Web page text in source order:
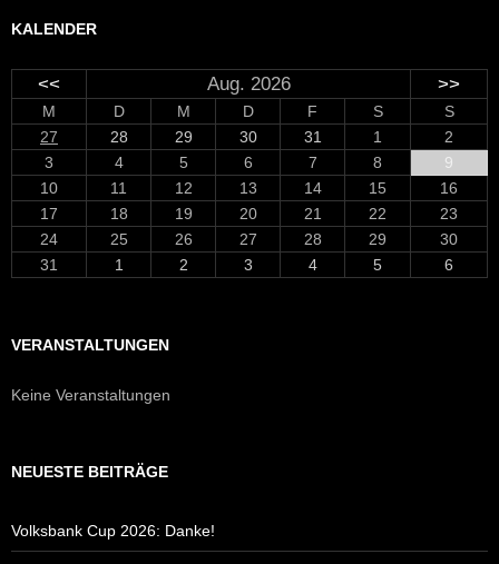
KALENDER
<< Aug. 2026 >>
M D M D F S
S
27
28 29 30 31 1
2
3
4 5 6 7 8
9
10
11 12 13 14 15
16
17
18 19 20 21 22
23
24
25 26 27 28 29
30
31
1 2 3 4 5 6
VERANSTALTUNGEN
Keine Veranstaltungen
NEUESTE BEITRÄGE
Volksbank Cup 2026: Danke!